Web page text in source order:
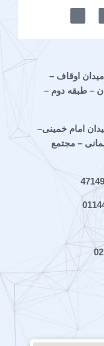
-
e
a
a
اوقاف –
– طبقه دوم –
امام خمینی–
– مجتمع